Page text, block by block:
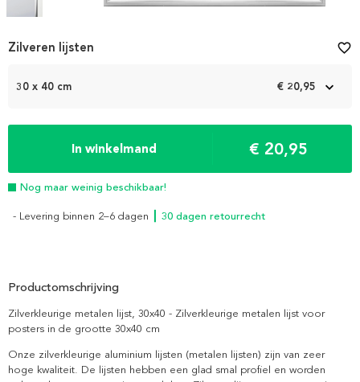
of
30 x 40 cm € 20,95
In winkelmand € 20,95
Nog maar weinig beschikbaar!
- Levering binnen 2–6 dagen ┃ 30 dagen retourrecht
Zilveren lijsten favorite_border
Productomschrijving
Zilverkleurige metalen lijst, 30x40 - Zilverkleurige metalen lijst voor
posters in de grootte 30x40 cm
Onze zilverkleurige aluminium lijsten (metalen lijsten) zijn van zeer
hoge kwaliteit. De lijsten hebben een glad smal profiel en worden